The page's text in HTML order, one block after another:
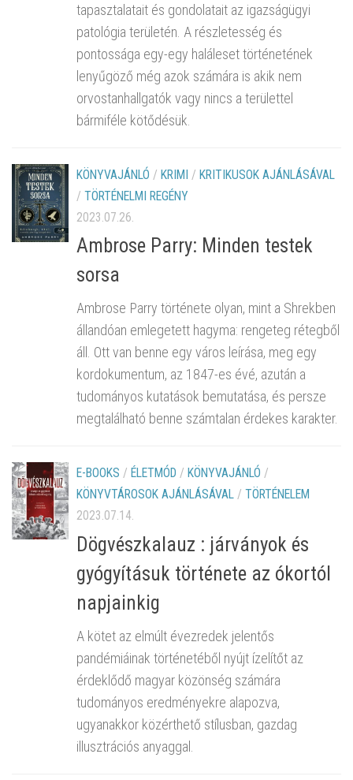
tapasztalatait és gondolatait az igazságügyi
patológia területén. A részletesség és
pontossága egy-egy haláleset történetének
lenyűgöző még azok számára is akik nem
orvostanhallgatók vagy nincs a területtel
bármiféle kötődésük.
KÖNYVAJÁNLÓ / KRIMI / KRITIKUSOK AJÁNLÁSÁVAL
/ TÖRTÉNELMI REGÉNY
2023.07.26.
Ambrose Parry: Minden testek
sorsa
Ambrose Parry története olyan, mint a Shrekben
állandóan emlegetett hagyma: rengeteg rétegből
áll. Ott van benne egy város leírása, meg egy
kordokumentum, az 1847-es évé, azután a
tudományos kutatások bemutatása, és persze
megtalálható benne számtalan érdekes karakter.
E-BOOKS / ÉLETMÓD / KÖNYVAJÁNLÓ /
KÖNYVTÁROSOK AJÁNLÁSÁVAL / TÖRTÉNELEM
2023.07.14.
Dögvészkalauz : járványok és
gyógyításuk története az ókortól
napjainkig
A kötet az elmúlt évezredek jelentős
pandémiáinak történetéből nyújt ízelítőt az
érdeklődő magyar közönség számára
tudományos eredményekre alapozva,
ugyanakkor közérthető stílusban, gazdag
illusztrációs anyaggal.